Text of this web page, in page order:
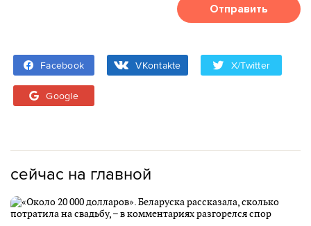
Отправить
Facebook VKontakte X/Twitter
Google
сейчас на главной